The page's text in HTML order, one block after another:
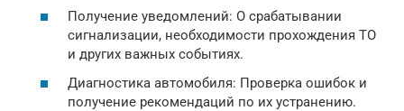
Получение уведомлений: О срабатывании
сигнализации, необходимости прохождения ТО
и других важных событиях.
Диагностика автомобиля: Проверка ошибок и
получение рекомендаций по их устранению.